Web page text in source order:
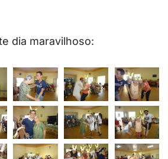
dia maravilhoso: